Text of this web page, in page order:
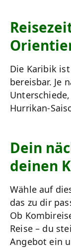
Die Karibik
bereisbar. Je
Hurrikan-
Dein
deinen
Wähle auf
das zu dir
Ob
Reise – du
Angebot ein